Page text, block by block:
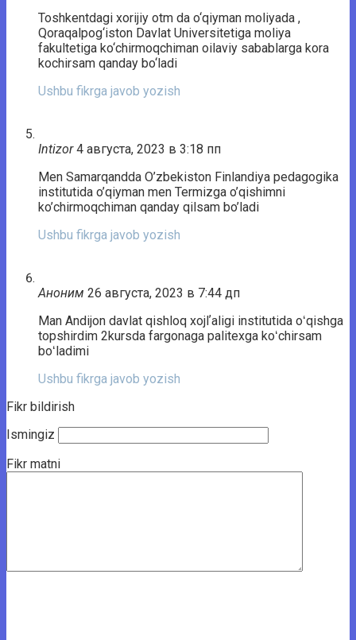
Toshkentdagi xorijiy otm da o‘qiyman moliyada ,
Qoraqalpog‘iston Davlat Universitetiga moliya
fakultetiga ko‘chirmoqchiman oilaviy sabablarga kora
kochirsam qanday bo‘ladi
Ushbu fikrga javob yozish
Intizor 4 августа, 2023 в 3:18 пп
Men Samarqandda O’zbekiston Finlandiya pedagogika
institutida o’qiyman men Termizga o’qishimni
ko’chirmoqchiman qanday qilsam bo’ladi
Ushbu fikrga javob yozish
Аноним 26 августа, 2023 в 7:44 дп
Man Andijon davlat qishloq xojlʼaligi institutida oʻqishga
topshirdim 2kursda fargonaga palitexga koʻchirsam
boʻladimi
Ushbu fikrga javob yozish
Fikr bildirish
Ismingiz
Fikr matni